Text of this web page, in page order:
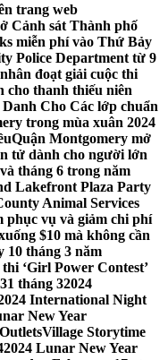
trang web
Cảnh sát Thành phố
miễn phí vào Thứ Bảy
Police Department từ 9
đoạt giải cuộc thi
cho thanh thiếu niên
Cho Các lớp chuẩn
trong mùa xuân 2024
Quận Montgomery mở
tử dành cho người lớn
tháng 6 trong năm
Lakefront Plaza Party
Animal Services
phục vụ và giảm chi phí
$10 mà không cần
10 tháng 3 năm
‘Girl Power Contest’
tháng 32024
International Night
New Year
Village Storytime
2024 Lunar New Year